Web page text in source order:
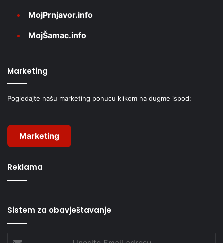
MojPrnjavor.info
MojŠamac.info
Marketing
Pogledajte našu marketing ponudu klikom na dugme ispod:
Marketing
Reklama
Sistem za obavještavanje